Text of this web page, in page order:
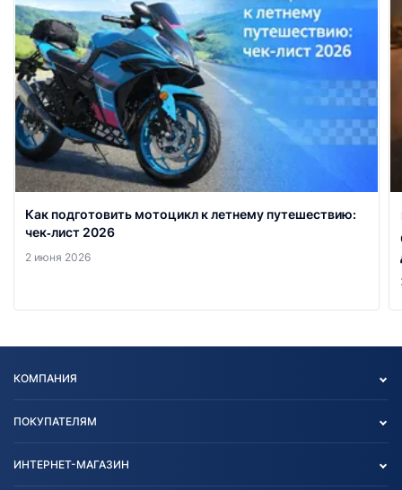
Как подготовить мотоцикл к летнему путешествию:
чек‑лист 2026
2 июня 2026
КОМПАНИЯ
ПОКУПАТЕЛЯМ
ИНТЕРНЕТ-МАГАЗИН